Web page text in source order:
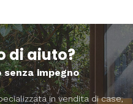
di aiuto?
impegno
in vendita di case,